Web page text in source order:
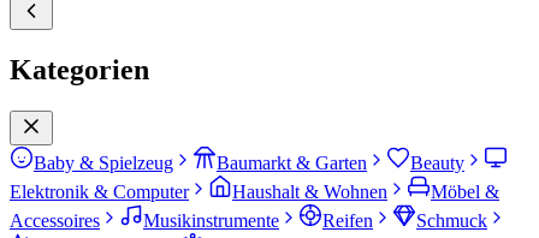
Kategorien
Baby & Spielzeug Baumarkt & Garten
Beauty
Elektronik & Computer
Haushalt & Wohnen
Möbel &
Accessoires
Musikinstrumente Reifen
Schmuck